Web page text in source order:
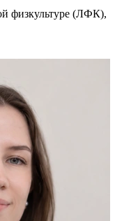
физкультуре (ЛФК),